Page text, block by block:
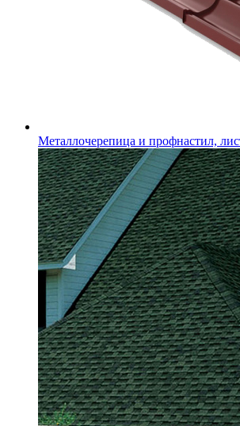
Металлочерепица и профнастил,